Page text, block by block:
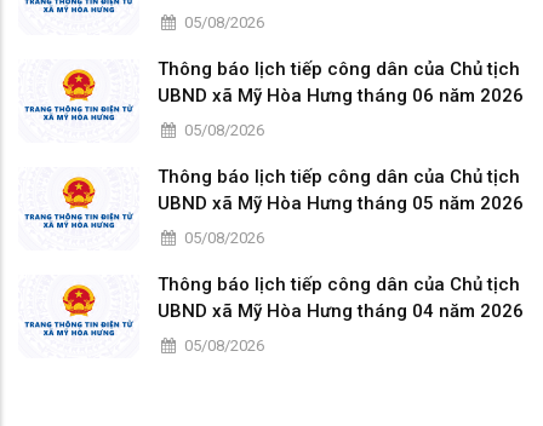
05/08/2026
Thông báo lịch tiếp công dân của Chủ tịch
UBND xã Mỹ Hòa Hưng tháng 06 năm 2026
05/08/2026
Thông báo lịch tiếp công dân của Chủ tịch
UBND xã Mỹ Hòa Hưng tháng 05 năm 2026
05/08/2026
Thông báo lịch tiếp công dân của Chủ tịch
UBND xã Mỹ Hòa Hưng tháng 04 năm 2026
05/08/2026